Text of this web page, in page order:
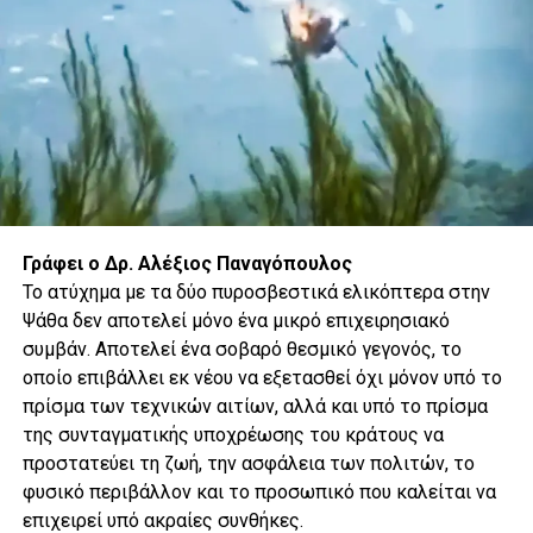
επικοινωνιακό εργαλείο για να συγκινήσει τη
Δύση. Αντιθέτως, εξέφραζε ένα ευρύτερο
κοινωνικό κίνημα στη βορειοανατολική Συρία,
το οποίο προώθησε την ισότητα των φύλων
και την ενεργό συμμετοχή των γυναικών στην
πολιτική, την κοινωνία των πολιτών και τους
θεσμούς ασφαλείας.
αυτονομίας των Κούρδων, πολλοί φοβούνται
ότι οι θεσμοί και οι εγγυήσεις που
οικοδομήθηκαν μέσα σε περισσότερο από μια
δεκαετία αυτοδιοίκησης μπορεί να μην
επιβιώσουν στη νέα πολιτική πραγματικότητα
της Συρίας.
Το ζήτημα, επομένως, δεν είναι μόνο
στρατιωτικό. Δεν αφορά απλώς την
αναδιάρθρωση ή τη διάλυση μιας ένοπλης
Γράφει ο Δρ. Αλέξιος Παναγόπουλος
Το ατύχημα με τα δύο πυροσβεστικά ελικόπτερα στην
Ψάθα δεν αποτελεί μόνο ένα μικρό επιχειρησιακό
συμβάν. Αποτελεί ένα σοβαρό θεσμικό γεγονός, το
οποίο επιβάλλει εκ νέου να εξετασθεί όχι μόνον υπό το
πρίσμα των τεχνικών αιτίων, αλλά και υπό το πρίσμα
της συνταγματικής υποχρέωσης του κράτους να
προστατεύει τη ζωή, την ασφάλεια των πολιτών, το
φυσικό περιβάλλον και το προσωπικό που καλείται να
επιχειρεί υπό ακραίες συνθήκες.